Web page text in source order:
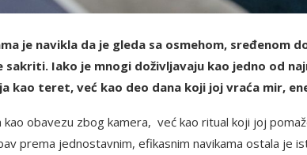
je navikla da je gleda sa osmehom, sređenom
sakriti. Iako je mnogi doživljavaju kao jedno od
kao teret, već kao deo dana koji joj vraća mir,
kao obavezu zbog kamera, već kao ritual koji joj
prema jednostavnim, efikasnim navikama ostala je